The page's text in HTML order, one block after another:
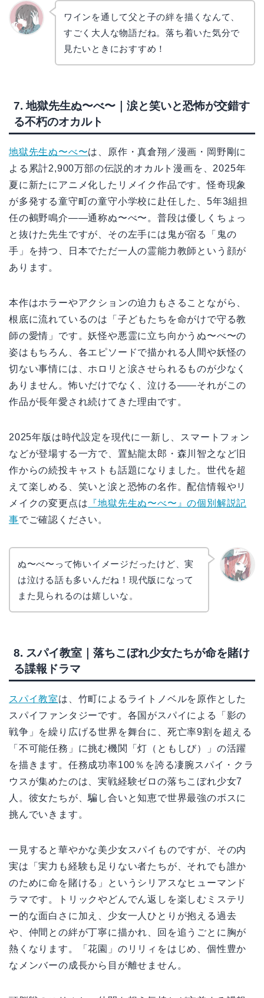
ワインを通して父と子の絆を描くなんて、
すごく大人な物語だね。落ち着いた気分で
見たいときにおすすめ！
7. 地獄先生ぬ〜べ〜｜涙と笑いと恐怖が交錯す
る不朽のオカルト
地獄先生ぬ〜べ〜は、原作・真倉翔／漫画・岡野剛に
よる累計2,900万部の伝説的オカルト漫画を、2025年
夏に新たにアニメ化したリメイク作品です。怪奇現象
が多発する童守町の童守小学校に赴任した、5年3組担
任の鵺野鳴介――通称ぬ〜べ〜。普段は優しくちょっ
と抜けた先生ですが、その左手には鬼が宿る「鬼の
手」を持つ、日本でただ一人の霊能力教師という顔が
あります。
本作はホラーやアクションの迫力もさることながら、
根底に流れているのは「子どもたちを命がけで守る教
師の愛情」です。妖怪や悪霊に立ち向かうぬ〜べ〜の
姿はもちろん、各エピソードで描かれる人間や妖怪の
切ない事情には、ホロリと涙させられるものが少なく
ありません。怖いだけでなく、泣ける――それがこの
作品が長年愛され続けてきた理由です。
2025年版は時代設定を現代に一新し、スマートフォン
などが登場する一方で、置鮎龍太郎・森川智之など旧
作からの続投キャストも話題になりました。世代を超
えて楽しめる、笑いと涙と恐怖の名作。配信情報やリ
メイクの変更点は 『地獄先生ぬ〜べ〜』の個別解説記
事でご確認ください。
ぬ〜べ〜って怖いイメージだったけど、実
は泣ける話も多いんだね！現代版になって
また見られるのは嬉しいな。
8. スパイ教室｜落ちこぼれ少女たちが命を賭け
る諜報ドラマ
スパイ教室は、竹町によるライトノベルを原作とした
スパイファンタジーです。各国がスパイによる「影の
戦争」を繰り広げる世界を舞台に、死亡率9割を超える
「不可能任務」に挑む機関「灯（ともしび）」の活躍
を描きます。任務成功率100％を誇る凄腕スパイ・クラ
ウスが集めたのは、実戦経験ゼロの落ちこぼれ少女7
人。彼女たちが、騙し合いと知恵で世界最強のボスに
挑んでいきます。
一見すると華やかな美少女スパイものですが、その内
実は「実力も経験も足りない者たちが、それでも誰か
のために命を賭ける」というシリアスなヒューマンド
ラマです。トリックやどんでん返しを楽しむミステリ
ー的な面白さに加え、少女一人ひとりが抱える過去
や、仲間との絆が丁寧に描かれ、回を追うごとに胸が
熱くなります。「花園」のリリィをはじめ、個性豊か
なメンバーの成長から目が離せません。